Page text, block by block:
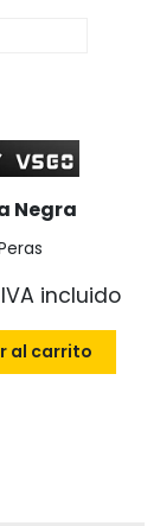
Negra
IVA incluido
al carrito